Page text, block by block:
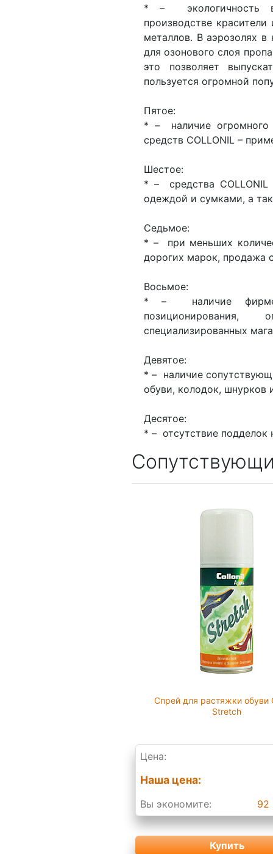
* – экологичность
производстве
металлов. В аэрозолях в
для озонового слоя
это позволяет
пользуется огромной
Пятое:
* – наличие огромного
средств COLLONIL –
Шестое:
* – средства
одеждой и сумками, а
Седьмое:
* – при меньших
дорогих марок, продажа
Восьмое:
* – наличие
специализированных
Девятое:
* – наличие
обуви, колодок,
Десятое:
* – отсутствие подделок
Спрей для растяжки обуви
Stretch
Цена:
Наша цена:
Вы экономите: 92
Купить